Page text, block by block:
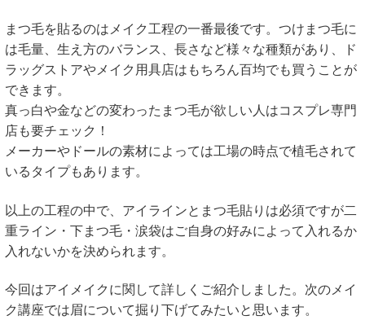
まつ毛を貼るのはメイク工程の一番最後です。つけまつ毛に
は毛量、生え方のバランス、長さなど様々な種類があり、ド
ラッグストアやメイク用具店はもちろん百均でも買うことが
できます。
真っ白や金などの変わったまつ毛が欲しい人はコスプレ専門
店も要チェック！
メーカーやドールの素材によっては工場の時点で植毛されて
いるタイプもあります。
以上の工程の中で、アイラインとまつ毛貼りは必須ですが二
重ライン・下まつ毛・涙袋はご自身の好みによって入れるか
入れないかを決められます。
今回はアイメイクに関して詳しくご紹介しました。次のメイ
ク講座では眉について掘り下げてみたいと思います。